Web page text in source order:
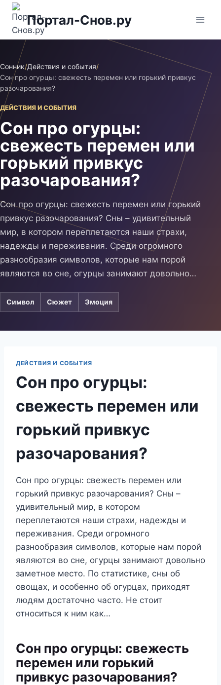
Перейти
содержимому
Портал-Снов.ру
Сонник/Действия и события/
Сон про огурцы: свежесть перемен или горький привкус
разочарования?
ДЕЙСТВИЯ И СОБЫТИЯ
Сон про огурцы:
свежесть перемен или
горький привкус
разочарования?
Сон про огурцы: свежесть перемен или горький
привкус разочарования? Сны – удивительный
мир, в котором переплетаются наши страхи,
надежды и переживания. Среди огромного
разнообразия символов, которые нам порой
являются во сне, огурцы занимают довольно…
Символ Сюжет Эмоция
ДЕЙСТВИЯ И СОБЫТИЯ
Сон про огурцы:
свежесть перемен или
горький привкус
разочарования?
Сон про огурцы: свежесть перемен или
горький привкус разочарования? Сны –
удивительный мир, в котором
переплетаются наши страхи, надежды и
переживания. Среди огромного
разнообразия символов, которые нам порой
являются во сне, огурцы занимают довольно
заметное место. По статистике, сны об
овощах, и особенно об огурцах, приходят
людям достаточно часто. Не стоит
относиться к ним как…
Сон про огурцы: свежесть
перемен или горький
привкус разочарования?